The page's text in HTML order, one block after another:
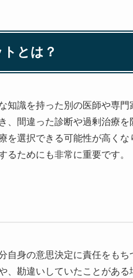
とは？
知識を持った別の医師や専
、間違った診断や過剰治療
を選択できる可能性が高く
るためにも非常に重要です。
自身の意思決定に責任をも
、勘違いしていたことがあ